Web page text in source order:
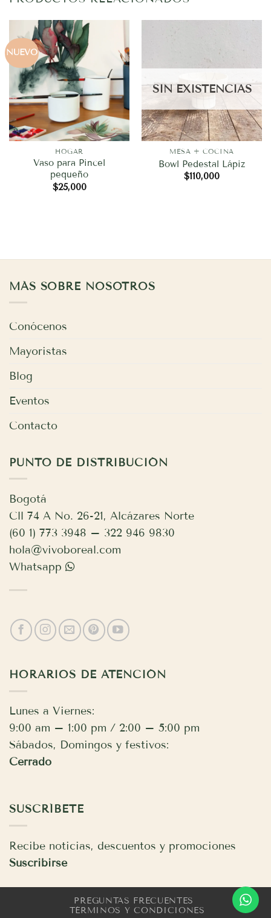
NUEVO
HOGAR
Vaso para Pincel
pequeño
$25,000
SIN EXISTENCIAS
MESA + COCINA
Bowl Pedestal Lápiz
$110,000
MÁS SOBRE NOSOTROS
Conócenos
Mayoristas
Blog
Eventos
Contacto
PUNTO DE DISTRIBUCIÓN
Bogotá
Cll 74 A No. 26-21, Alcázares Norte
(60 1) 773 3948 – 322 946 9830
hola@vivoboreal.com
Whatsapp
HORARIOS DE ATENCIÓN
Lunes a Viernes:
9:00 am – 1:00 pm / 2:00 – 5:00 pm
Sábados, Domingos y festivos:
Cerrado
SUSCRÍBETE
Recibe noticias, descuentos y promociones
Suscribirse
PREGUNTAS FRECUENTES
TÉRMINOS Y CONDICIONES